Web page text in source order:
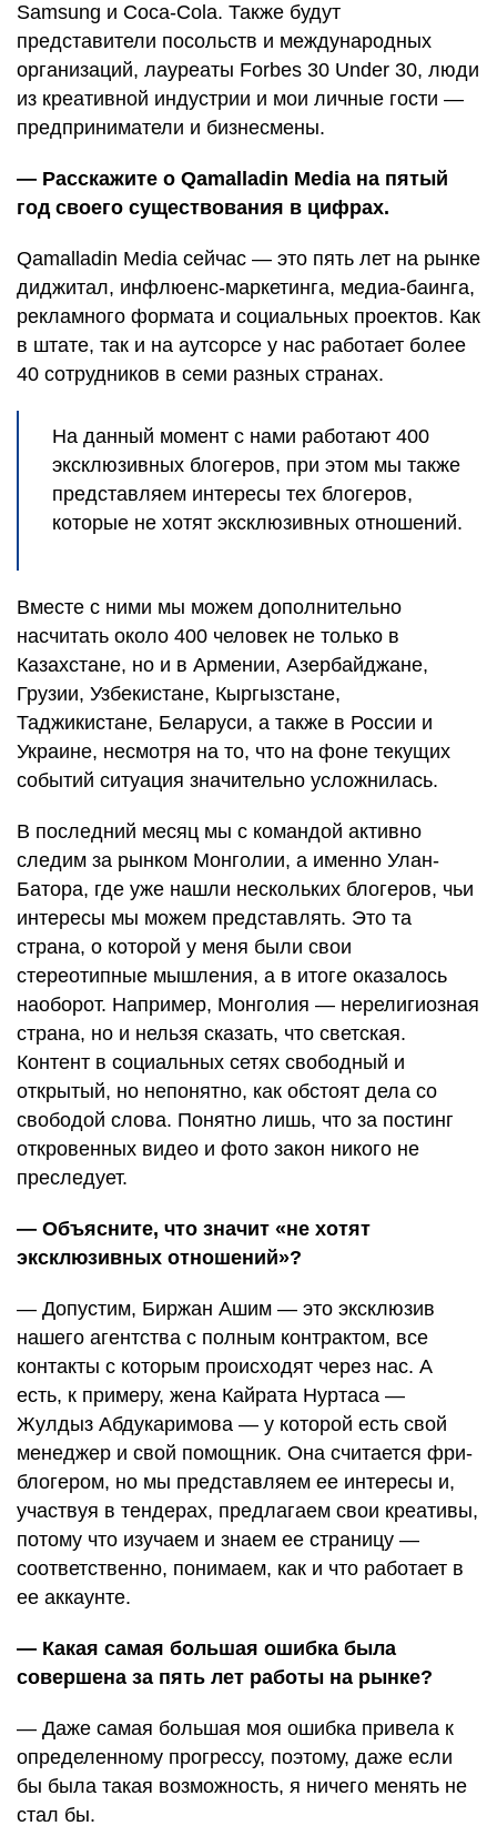
Samsung и Coca-Cola. Также будут
представители посольств и международных
организаций, лауреаты Forbes 30 Under 30, люди
из креативной индустрии и мои личные гости —
предприниматели и бизнесмены.
— Расскажите о Qamalladin Media на пятый
год своего существования в цифрах.
Qamalladin Media сейчас — это пять лет на рынке
диджитал, инфлюенс-маркетинга, медиа-баинга,
рекламного формата и социальных проектов. Как
в штате, так и на аутсорсе у нас работает более
40 сотрудников в семи разных странах.
На данный момент с нами работают 400
эксклюзивных блогеров, при этом мы также
представляем интересы тех блогеров,
которые не хотят эксклюзивных отношений.
Вместе с ними мы можем дополнительно
насчитать около 400 человек не только в
Казахстане, но и в Армении, Азербайджане,
Грузии, Узбекистане, Кыргызстане,
Таджикистане, Беларуси, а также в России и
Украине, несмотря на то, что на фоне текущих
событий ситуация значительно усложнилась.
В последний месяц мы с командой активно
следим за рынком Монголии, а именно Улан-
Батора, где уже нашли нескольких блогеров, чьи
интересы мы можем представлять. Это та
страна, о которой у меня были свои
стереотипные мышления, а в итоге оказалось
наоборот. Например, Монголия — нерелигиозная
страна, но и нельзя сказать, что светская.
Контент в социальных сетях свободный и
открытый, но непонятно, как обстоят дела со
свободой слова. Понятно лишь, что за постинг
откровенных видео и фото закон никого не
преследует.
— Объясните, что значит «не хотят
эксклюзивных отношений»?
— Допустим, Биржан Ашим — это эксклюзив
нашего агентства с полным контрактом, все
контакты с которым происходят через нас. А
есть, к примеру, жена Кайрата Нуртаса —
Жулдыз Абдукаримова — у которой есть свой
менеджер и свой помощник. Она считается фри-
блогером, но мы представляем ее интересы и,
участвуя в тендерах, предлагаем свои креативы,
потому что изучаем и знаем ее страницу —
соответственно, понимаем, как и что работает в
ее аккаунте.
— Какая самая большая ошибка была
совершена за пять лет работы на рынке?
— Даже самая большая моя ошибка привела к
определенному прогрессу, поэтому, даже если
бы была такая возможность, я ничего менять не
стал бы.